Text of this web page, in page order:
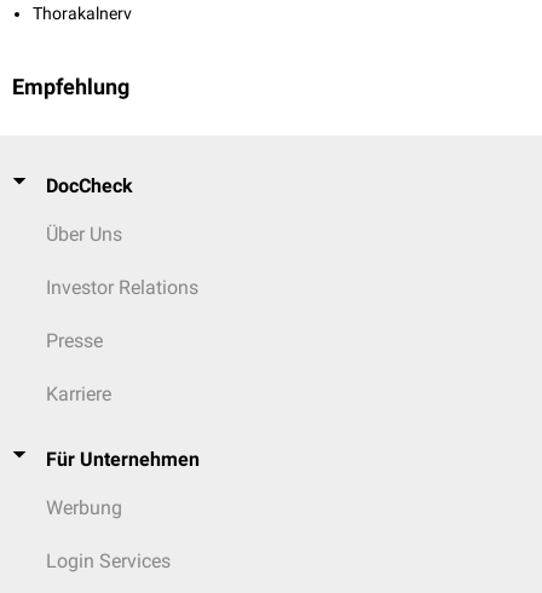
Thorakalnerv
Empfehlung
DocCheck
Über Uns
Investor Relations
Presse
Karriere
Für Unternehmen
Werbung
Login Services